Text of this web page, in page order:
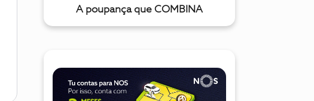
A poupança que COMBINA